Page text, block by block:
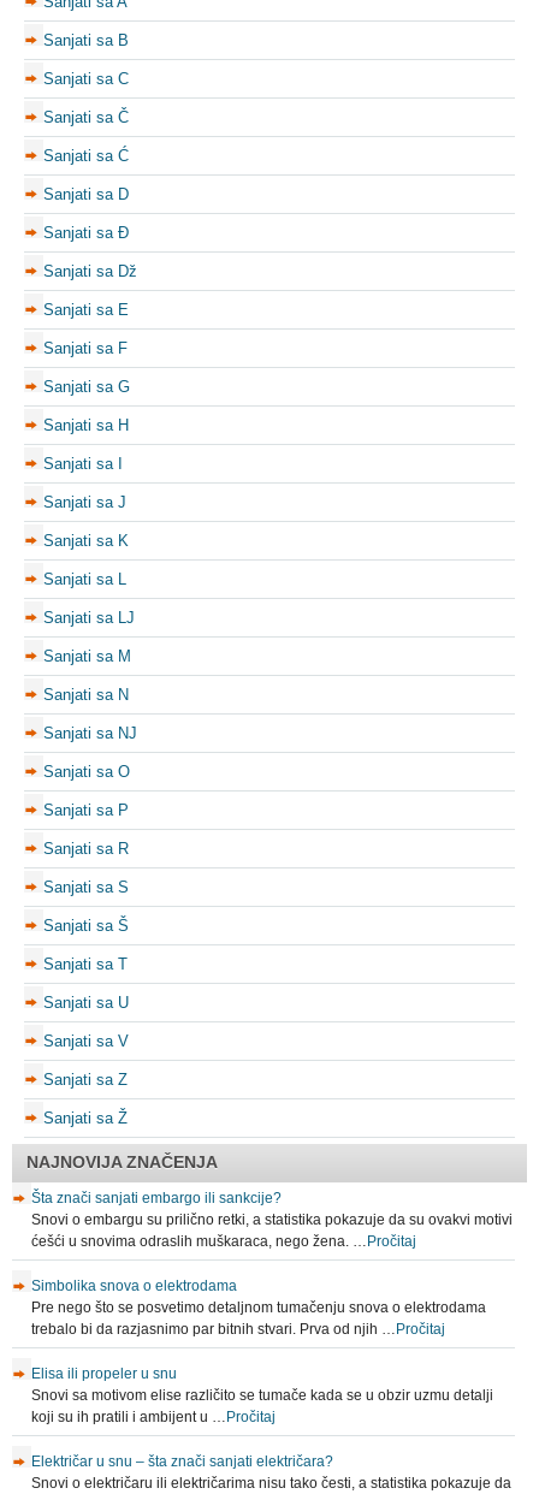
Sanjati sa B
Sanjati sa C
Sanjati sa Č
Sanjati sa Ć
Sanjati sa D
Sanjati sa Đ
Sanjati sa Dž
Sanjati sa E
Sanjati sa F
Sanjati sa G
Sanjati sa H
Sanjati sa I
Sanjati sa J
Sanjati sa K
Sanjati sa L
Sanjati sa LJ
Sanjati sa M
Sanjati sa N
Sanjati sa NJ
Sanjati sa O
Sanjati sa P
Sanjati sa R
Sanjati sa S
Sanjati sa Š
Sanjati sa T
Sanjati sa U
Sanjati sa V
Sanjati sa Z
Sanjati sa Ž
NAJNOVIJA ZNAČENJA
Šta znači sanjati embargo ili sankcije?
Snovi o embargu su prilično retki, a statistika pokazuje da su ovakvi motivi
ćešći u snovima odraslih muškaraca, nego žena. … Pročitaj
Simbolika snova o elektrodama
Pre nego što se posvetimo detaljnom tumačenju snova o elektrodama
trebalo bi da razjasnimo par bitnih stvari. Prva od njih … Pročitaj
Elisa ili propeler u snu
Snovi sa motivom elise različito se tumače kada se u obzir uzmu detalji
koji su ih pratili i ambijent u … Pročitaj
Električar u snu – šta znači sanjati električara?
Snovi o električaru ili električarima nisu tako česti, a statistika pokazuje da